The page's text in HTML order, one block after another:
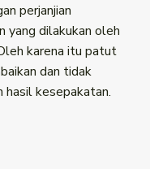
perjanjian
yang dilakukan oleh
karena itu patut
dan tidak
hasil kesepakatan.